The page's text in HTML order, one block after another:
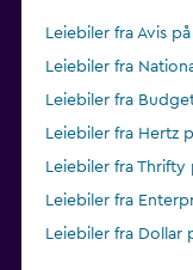
Leiebiler fra Avis
Leiebiler fra
Leiebiler fra
Leiebiler fra Hertz
Leiebiler fra Thrifty
Leiebiler fra
Leiebiler fra Dollar